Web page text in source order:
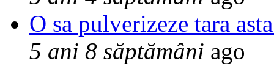
O sa pulverizeze tara
5 ani 8 săptămâni ago